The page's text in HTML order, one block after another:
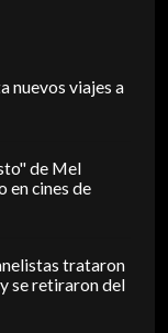
nuevos viajes a
de Mel
en cines de
trataron
se retiraron del